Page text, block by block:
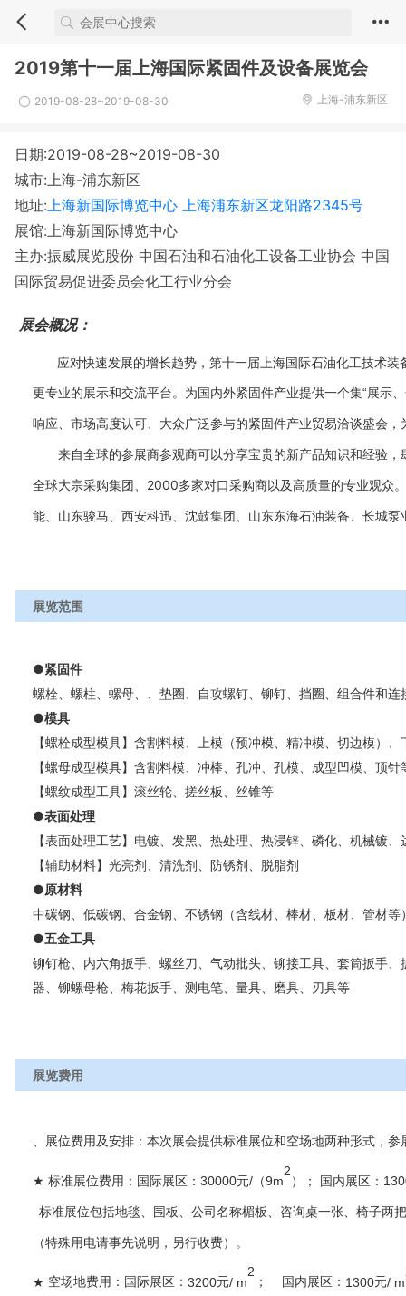
2019第十一届上海国际紧固件及设备展览会
2019-08-28~2019-08-30 上海-浦东新区
日期:2019-08-28~2019-08-30
城市:上海-浦东新区
地址:上海新国际博览中心 上海浦东新区龙阳路2345号
展馆:上海新国际博览中心
主办:振威展览股份 中国石油和石油化工设备工业协会 中国
国际贸易促进委员会化工行业分会
展会概况：
应对快速发展的增长趋势，第十一届上海国际石油化工技术装
更专业的展示和交流平台。
为国内外紧固件产业提供一个集“展示
响应、市场高度认可、大众广泛参与的紧固件产业贸易洽谈盛会
来自全球的参展商参观商可以分享宝贵的新产品知识和经验
全球大宗采购集团、 2000多家对口采购商以及高质量的专业观众
能、山东骏马、西安科迅、沈鼓集团、山东东海石油装备、长城泵
展览范围
●紧固件
螺栓、螺柱、螺母、、垫圈、自攻螺钉、铆钉、挡圈、组合件和
●模具
【螺栓成型模具】含割料模、上模（预冲模、精冲模、切边模）
【螺母成型模具】含割料模、冲棒、孔冲、孔模、成型凹模、顶针
【螺纹成型工具】滚丝轮、搓丝板、丝锥等
●表面处理
【表面处理工艺】电镀、发黑、热处理、热浸锌、磷化、机械镀、
【辅助材料】光亮剂、清洗剂、防锈剂、脱脂剂
●原材料
中碳钢、低碳钢、合金钢、不锈钢（含线材、棒材、板材、管材等
●五金工具
铆钉枪、内六角扳手、螺丝刀、气动批头、铆接工具、套筒扳手
器、铆螺母枪、梅花扳手、测电笔、量具、磨具、刃具等
展览费用
、展位费用及安排：本次展会提供标准展位和空场地两种形式，参
★ 标准展位费用：国际展区： 30000元/ （9m
2
）； 国内 展区：
标准展位包括地毯、围板、公司名称楣板、咨询桌一张、椅子两
（特殊用电请事先说明，另行收费）。
★ 空场地费用： 国际展区： 3200元/ m
2
； 国内展区： 1300元/ m